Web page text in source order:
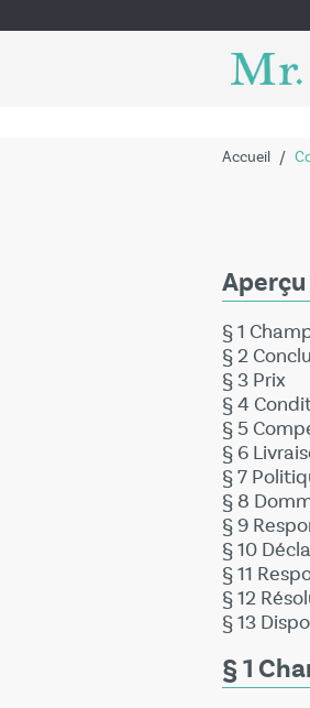
Accueil /
Aperçu
§ 1
§ 2
§ 3 Prix
§ 4
§ 5
§ 6
§ 7
§ 8
§ 9
§ 10
§ 11
§ 12
§ 13
§ 1